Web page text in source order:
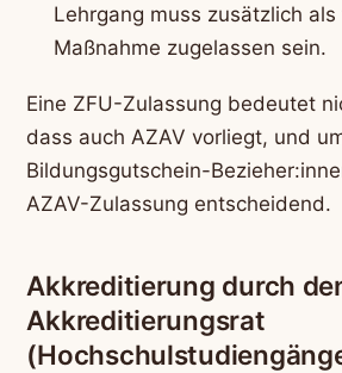
Lehrgang muss zusätzlich
Maßnahme zugelassen sein.
Eine ZFU-Zulassung bedeutet
dass auch AZAV vorliegt, und
Bildungsgutschein-
AZAV-Zulassung entscheidend.
Akkreditierung durch
Akkreditierungsrat